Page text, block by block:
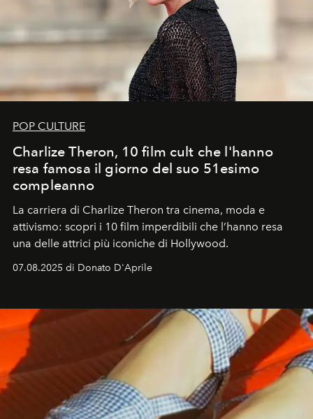
POP CULTURE
Charlize Theron, 10 film cult che l'hanno
resa famosa il giorno del suo 51esimo
compleanno
La carriera di Charlize Theron tra cinema, moda e
attivismo: scopri i 10 film imperdibili che l’hanno resa
una delle attrici più iconiche di Hollywood.
07.08.2025 di Donato D'Aprile